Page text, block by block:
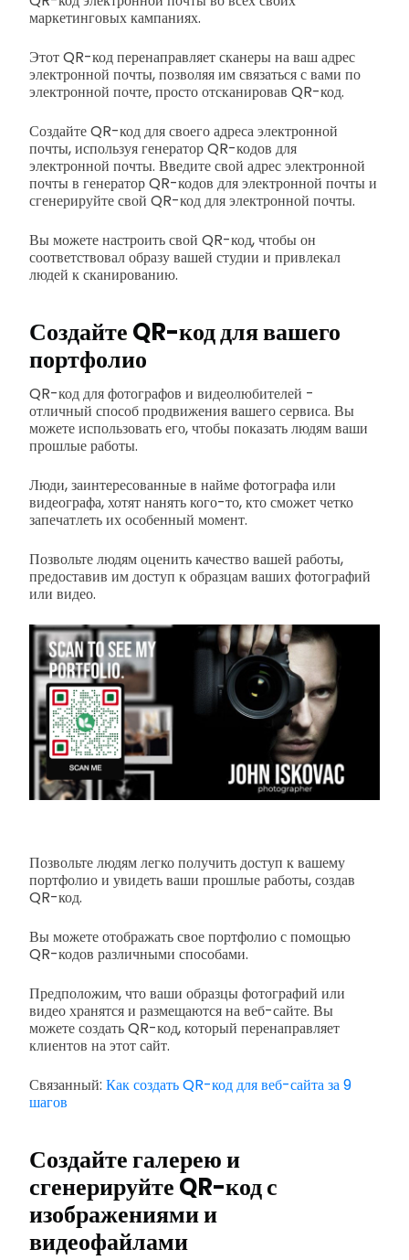
маркетинговых кампаниях.
Этот QR-код перенаправляет сканеры на ваш адрес
электронной почты, позволяя им связаться с вами по
электронной почте, просто отсканировав QR-код.
Создайте QR-код для своего адреса электронной
почты, используя генератор QR-кодов для
электронной почты. Введите свой адрес электронной
почты в генератор QR-кодов для электронной почты и
сгенерируйте свой QR-код для электронной почты.
Вы можете настроить свой QR-код, чтобы он
соответствовал образу вашей студии и привлекал
людей к сканированию.
Создайте QR-код для вашего
портфолио
QR-код для фотографов и видеолюбителей -
отличный способ продвижения вашего сервиса. Вы
можете использовать его, чтобы показать людям ваши
прошлые работы.
Люди, заинтересованные в найме фотографа или
видеографа, хотят нанять кого-то, кто сможет четко
запечатлеть их особенный момент.
Позвольте людям оценить качество вашей работы,
предоставив им доступ к образцам ваших фотографий
или видео.
Позвольте людям легко получить доступ к вашему
портфолио и увидеть ваши прошлые работы, создав
QR-код.
Вы можете отображать свое портфолио с помощью
QR-кодов различными способами.
Предположим, что ваши образцы фотографий или
видео хранятся и размещаются на веб-сайте. Вы
можете создать QR-код, который перенаправляет
клиентов на этот сайт.
Связанный: Как создать QR-код для веб-сайта за 9
шагов
Создайте галерею и
сгенерируйте QR-код с
изображениями и
видеофайлами